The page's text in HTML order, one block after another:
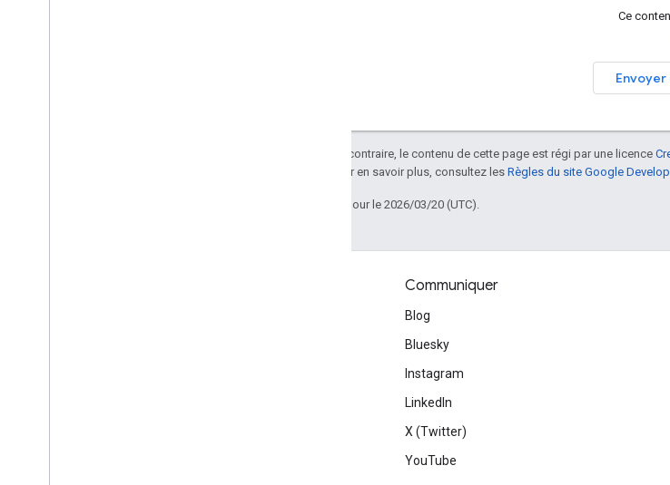
Ce
Sauf indication contraire, le contenu de cette page est régi par une licence
. Pour en savoir plus, consultez les Règles du site Google
Dernière mise à jour le 2026/03/20 (UTC).
Communiquer
Blog
Bluesky
Instagram
LinkedIn
X (Twitter)
YouTube